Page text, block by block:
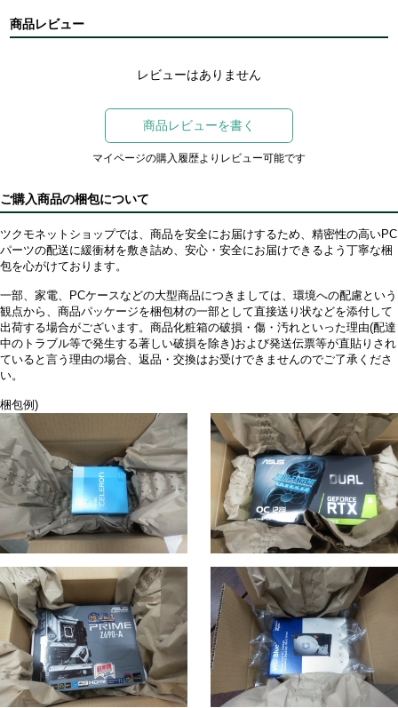
商品レビュー
レビューはありません
商品レビューを書く
マイページの購入履歴よりレビュー可能です
ご購入商品の梱包について
ツクモネットショップでは、商品を安全にお届けするため、精密性の高いPC
パーツの配送に緩衝材を敷き詰め、安心・安全にお届けできるよう丁寧な梱
包を心がけております。
一部、家電、PCケースなどの大型商品につきましては、環境への配慮という
観点から、商品パッケージを梱包材の一部として直接送り状などを添付して
出荷する場合がございます。商品化粧箱の破損・傷・汚れといった理由(配達
中のトラブル等で発生する著しい破損を除き)および発送伝票等が直貼りされ
ていると言う理由の場合、返品・交換はお受けできませんのでご了承くださ
い。
梱包例)